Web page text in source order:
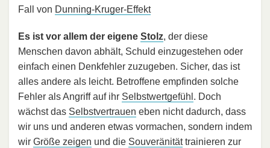
Fall von Dunning-Kruger-Effekt
Es ist vor allem der eigene Stolz, der diese
Menschen davon abhält, Schuld einzugestehen oder
einfach einen Denkfehler zuzugeben. Sicher, das ist
alles andere als leicht. Betroffene empfinden solche
Fehler als Angriff auf ihr Selbstwertgefühl . Doch
wächst das Selbstvertrauen eben nicht dadurch, dass
wir uns und anderen etwas vormachen, sondern indem
wir Größe zeigen und die Souveränitättrainieren zur